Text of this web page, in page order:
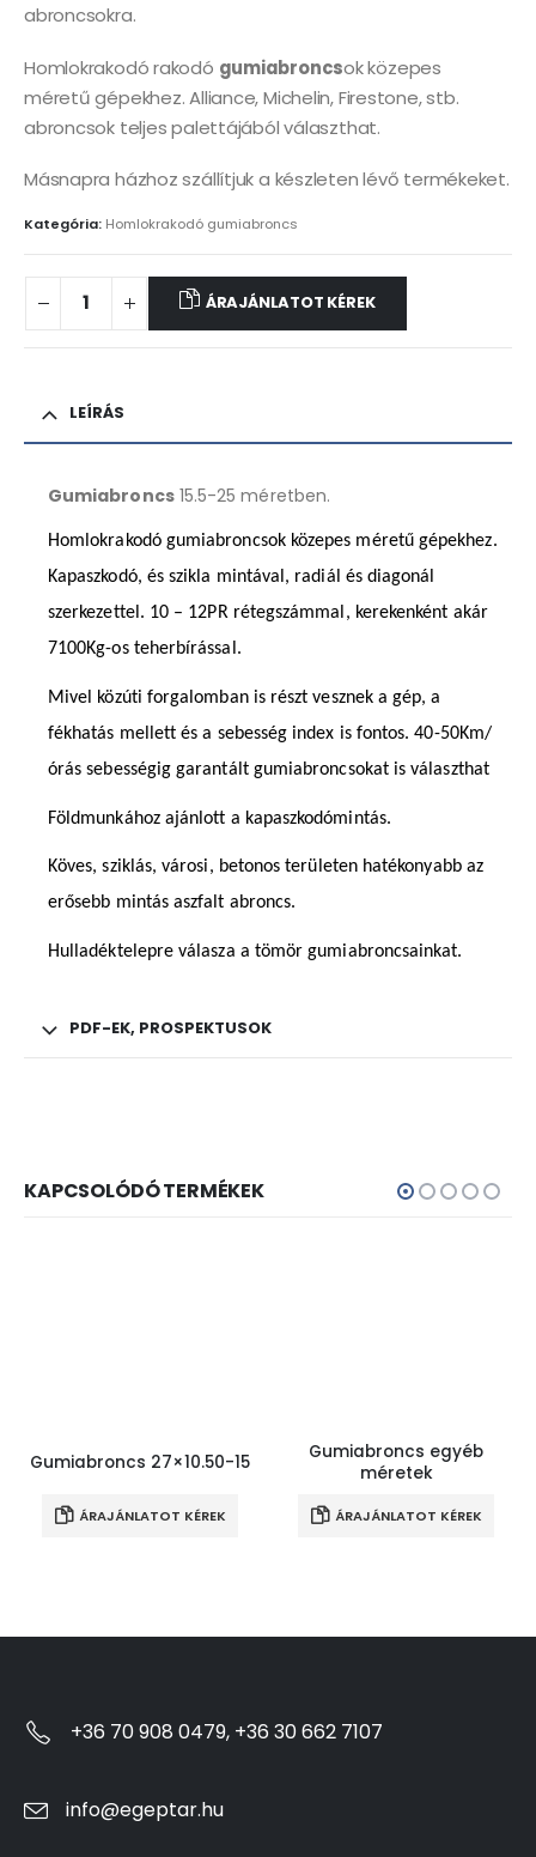
abroncsokra.
Homlokrakodó rakodó gumiabroncsok közepes
méretű gépekhez. Alliance, Michelin, Firestone, stb.
abroncsok teljes palettájából választhat.
Másnapra házhoz szállítjuk a készleten lévő termékeket.
Kategória: Homlokrakodó gumiabroncs
ÁRAJÁNLATOT KÉREK
LEÍRÁS
Gumiabroncs15.5-25 méretben.
Homlokrakodó gumiabroncsok közepes méretű gépekhez.
Kapaszkodó, és szikla mintával, radiál és diagonál
szerkezettel. 10 – 12PR rétegszámmal, kerekenként akár
7100Kg-os teherbírással.
Mivel közúti forgalomban is részt vesznek a gép, a
fékhatás mellett és a sebesség index is fontos. 40-50Km/
órás sebességig garantált gumiabroncsokat is választhat
Földmunkához ajánlott a kapaszkodómintás.
Köves, sziklás, városi, betonos területen hatékonyabb az
erősebb mintás aszfalt abroncs.
Hulladéktelepre válasza a tömör gumiabroncsainkat.
PDF-EK, PROSPEKTUSOK
KAPCSOLÓDÓ TERMÉKEK
Gumiabroncs 27×10.50-15
ÁRAJÁNLATOT KÉREK
Gumiabroncs egyéb
méretek
ÁRAJÁNLATOT KÉREK
+36 70 908 0479, +36 30 662 7107
info@egeptar.hu